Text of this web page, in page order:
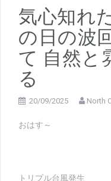
気心知れ
の日の波
て 自然と
る
20/09/2025 North
おはす～
トリプル台風発生